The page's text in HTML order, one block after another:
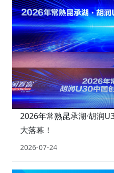
2026年常熟昆承湖·胡润
大落幕！
2026-07-24